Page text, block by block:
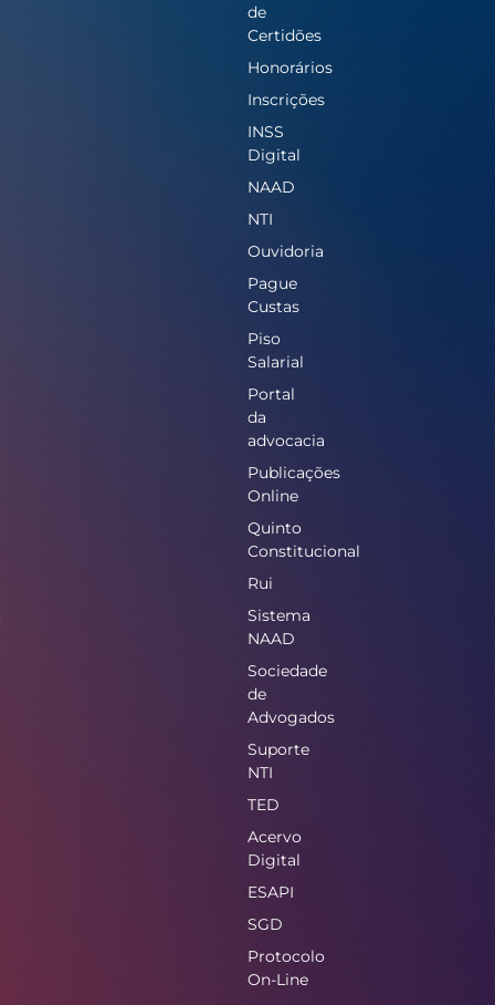
de
Certidões
Honorários
Inscrições
INSS
Digital
NAAD
NTI
Ouvidoria
Pague
Custas
Piso
Salarial
Portal
da
advocacia
Publicações
Online
Quinto
Constitucional
Rui
Sistema
NAAD
Sociedade
de
Advogados
Suporte
NTI
TED
Acervo
Digital
ESAPI
SGD
Protocolo
On-Line